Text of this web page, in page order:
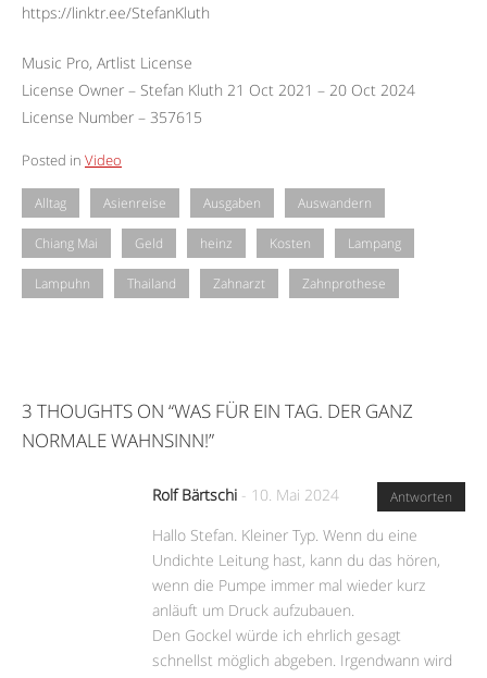
https://linktr.ee/StefanKluth
Music Pro, Artlist License
License Owner – Stefan Kluth 21 Oct 2021 – 20 Oct 2024
License Number – 357615
Posted in Video
Alltag Asienreise Ausgaben Auswandern
Chiang Mai Geld heinz Kosten Lampang
Lampuhn Thailand Zahnarzt Zahnprothese
3 THOUGHTS ON “WAS FÜR EIN TAG. DER GANZ
NORMALE WAHNSINN!”
Antworten
Rolf Bärtschi - 10. Mai 2024
Hallo Stefan. Kleiner Typ. Wenn du eine
Undichte Leitung hast, kann du das hören,
wenn die Pumpe immer mal wieder kurz
anläuft um Druck aufzubauen.
Den Gockel würde ich ehrlich gesagt
schnellst möglich abgeben. Irgendwann wird